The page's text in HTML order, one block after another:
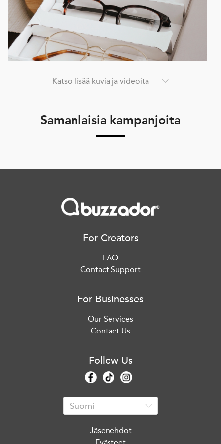
Katso lisää kuvia ja videoita
Samanlaisia kampanjoita
For Creators
FAQ
Contact Support
For Businesses
Our Services
Contact Us
Follow Us
Jäsenehdot